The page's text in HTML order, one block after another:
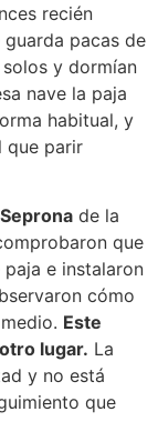
recién
guarda pacas de
y dormían
nave la paja
habitual, y
que parir
Seprona de la
que
e instalaron
cómo
Este
lugar. La
y no está
que